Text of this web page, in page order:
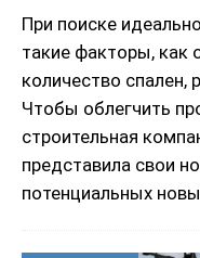
При поиске
такие факторы, как
количество спален,
Чтобы облегчить
строительная
представила свои
потенциальных